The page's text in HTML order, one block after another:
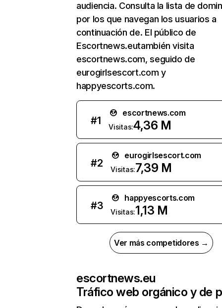
audiencia. Consulta la lista de
por los que navegan los usuarios a
continuación de. El público de
Escortnews.eutambién visita
escortnews.com, seguido de
eurogirlsescort.com y
happyescorts.com.
#1
escortnews.com
Visitas:4,36 M
#2
eurogirlsescort.com
Visitas:7,39 M
#3
happyescorts.com
Visitas:1,13 M
Ver más competidores →
escortnews.eu
Tráfico web orgánico y de